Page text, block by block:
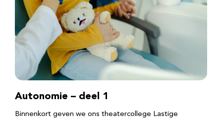
Autonomie – deel 1
Binnenkort geven we ons theatercollege Lastige